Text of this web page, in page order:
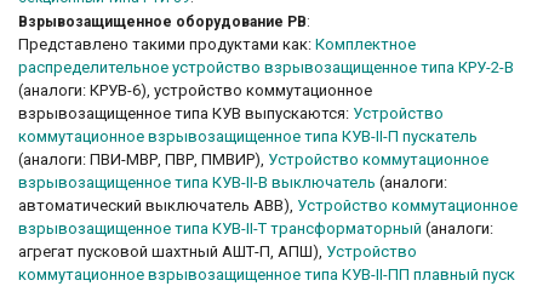
Взрывозащищенное оборудование РВ:
Представлено такими продуктами как: Комплектное
распределительное устройство взрывозащищенное типа КРУ-2-В
(аналоги: КРУВ-6), устройство коммутационное
взрывозащищенное типа КУВ выпускаются: Устройство
коммутационное взрывозащищенное типа КУВ-II-П пускатель
(аналоги: ПВИ-МВР, ПВР, ПМВИР), Устройство коммутационное
взрывозащищенное типа КУВ-II-В выключатель (аналоги:
автоматический выключатель АВВ), Устройство коммутационное
взрывозащищенное типа КУВ-II-Т трансформаторный (аналоги:
агрегат пусковой шахтный АШТ-П, АПШ), Устройство
коммутационное взрывозащищенное типа КУВ-II-ПП плавный пуск